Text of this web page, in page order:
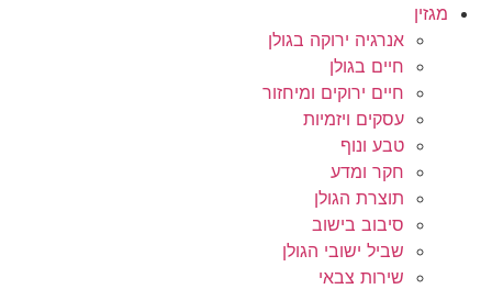
מגזין
אנרגיה ירוקה בגולן
חיים בגולן
חיים ירוקים ומיחזור
עסקים ויזמיות
טבע ונוף
חקר ומדע
תוצרת הגולן
סיבוב בישוב
שביל ישובי הגולן
שירות צבאי